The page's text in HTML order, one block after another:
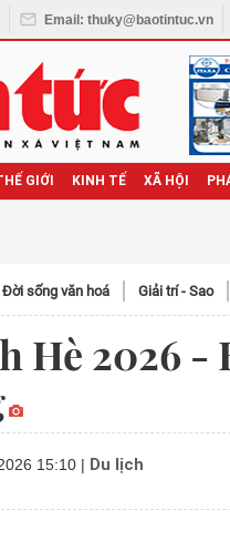
Email: thuky@baotintuc.vn
GIỚI KINH TẾ XÃ HỘI
Đời sống văn hoá Giải trí - Sao
Hè 2026 -
15:10 | Du lịch